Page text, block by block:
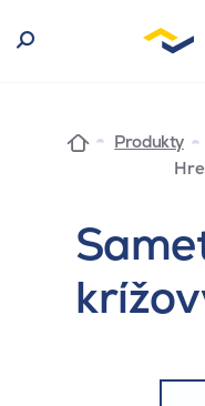
Produkty